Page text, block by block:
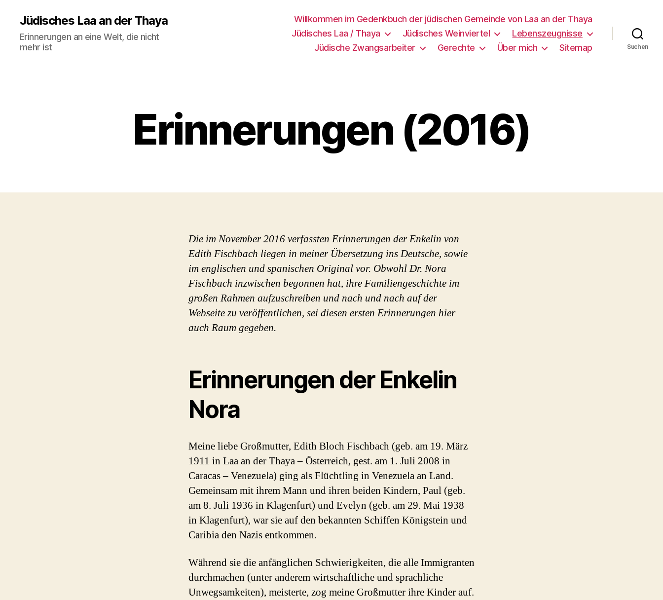
Jüdisches Laa an der Thaya
Erinnerungen an eine Welt, die nicht
mehr ist
Willkommen im Gedenkbuch der jüdischen Gemeinde von Laa an der Thaya
Jüdisches Laa / Thaya
Jüdisches Weinviertel
Lebenszeugnisse
Jüdische Zwangsarbeiter
Gerechte Über mich Sitemap Suchen
Erinnerungen (2016)
Die im November 2016 verfassten Erinnerungen der Enkelin von
Edith Fischbach liegen in meiner Übersetzung ins Deutsche, sowie
im englischen und spanischen Original vor. Obwohl Dr. Nora
Fischbach inzwischen begonnen hat, ihre Familiengeschichte im
großen Rahmen aufzuschreiben und nach und nach auf der
Webseite zu veröffentlichen, sei diesen ersten Erinnerungen hier
auch Raum gegeben.
Erinnerungen der Enkelin
Nora
Meine liebe Großmutter, Edith Bloch Fischbach (geb. am 19. März
1911 in Laa an der Thaya – Österreich, gest. am 1. Juli 2008 in
Caracas – Venezuela) ging als Flüchtling in Venezuela an Land.
Gemeinsam mit ihrem Mann und ihren beiden Kindern, Paul (geb.
am 8. Juli 1936 in Klagenfurt) und Evelyn (geb. am 29. Mai 1938
in Klagenfurt), war sie auf den bekannten Schiffen Königstein und
Caribia den Nazis entkommen.
Während sie die anfänglichen Schwierigkeiten, die alle Immigranten
durchmachen (unter anderem wirtschaftliche und sprachliche
Unwegsamkeiten), meisterte, zog meine Großmutter ihre Kinder auf.